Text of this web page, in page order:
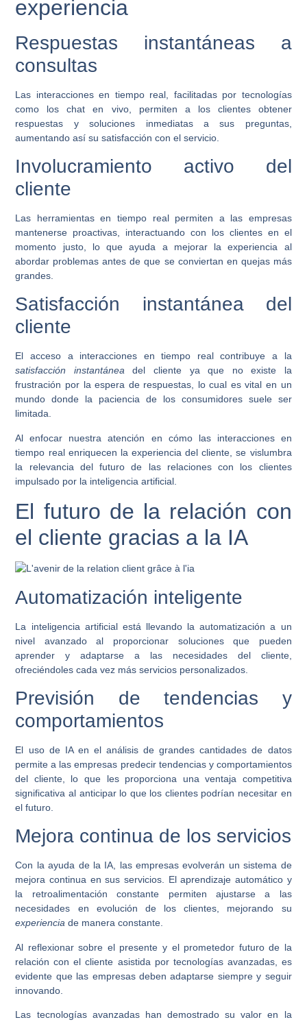
experiencia
Respuestas instantáneas a
consultas
Las interacciones en tiempo real, facilitadas por tecnologías
como loschat en vivo, permiten a los clientes obtener
respuestas y soluciones inmediatas a sus preguntas,
aumentando así su satisfacción con el servicio.
Involucramiento activo del
cliente
Las herramientas en tiempo real permiten a las empresas
mantenerse proactivas, interactuando con los clientes en el
momento justo, lo que ayuda a mejorar la experiencia al
abordar problemas antes de que se conviertan en quejas más
grandes.
Satisfacción instantánea del
cliente
El acceso a interacciones en tiempo real contribuye a la
satisfacción instantáneadel cliente ya que no existe la
frustración por la espera de respuestas, lo cual es vital en un
mundo donde la paciencia de los consumidores suele ser
limitada.
Al enfocar nuestra atención en cómo las interacciones en
tiempo real enriquecen la experiencia del cliente, se vislumbra
la relevancia del futuro de las relaciones con los clientes
impulsado por la inteligencia artificial.
El futuro de la relación con
el cliente gracias a la IA
Automatización inteligente
La inteligencia artificial está llevando la automatización a un
nivel avanzado al proporcionar soluciones que pueden
aprender y adaptarse a las necesidades del cliente,
ofreciéndoles cada vez más servicios personalizados.
Previsión de tendencias y
comportamientos
El uso de IA en el análisis de grandes cantidades de datos
permite a las empresas predecir tendencias y comportamientos
del cliente, lo que les proporciona una ventaja competitiva
significativa al anticipar lo que los clientes podrían necesitar en
el futuro.
Mejora continua de los servicios
Con la ayuda de la IA, las empresas evolverán un sistema de
mejora continua en sus servicios. El aprendizaje automático y
la retroalimentación constante permiten ajustarse a las
necesidades en evolución de los clientes, mejorando su
experiencia de manera constante.
Al reflexionar sobre el presente y el prometedor futuro de la
relación con el cliente asistida por tecnologías avanzadas, es
evidente que las empresas deben adaptarse siempre y seguir
innovando.
Las tecnologías avanzadas han demostrado su valor en la